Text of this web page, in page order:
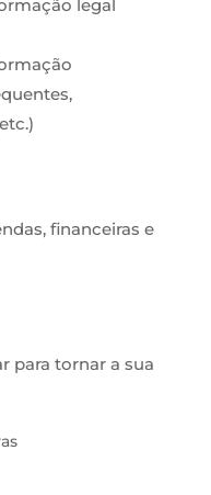
legal
financeiras e
para tornar a sua